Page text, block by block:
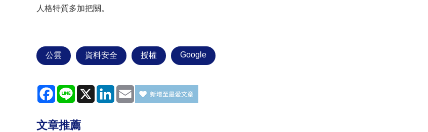
人格特質多加把關。
公雲 資料安全 授權 Google
Facebook
Line X LinkedInEmail
文章推薦